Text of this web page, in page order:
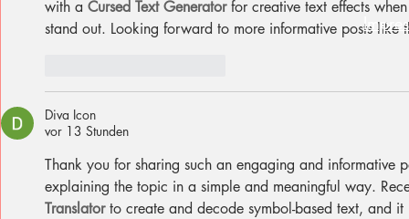
with a Cursed Text Generator for creative text effects
stand out. Looking forward to more informative posts like
Diva Icon
vor 13 Stunden
Thank you for sharing such an engaging and informative
explaining the topic in a simple and meaningful way.
Translator to create and decode symbol-based text, and